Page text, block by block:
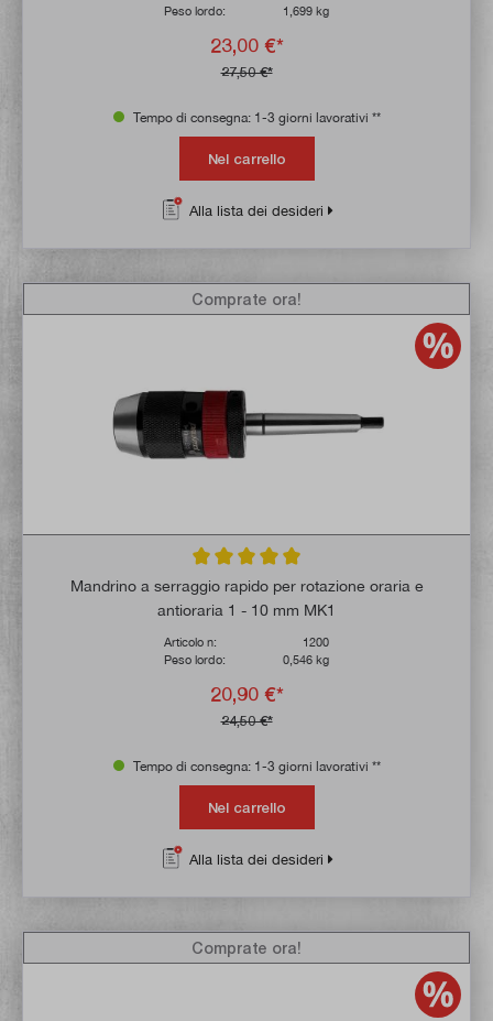
Peso lordo:
1,699 kg
23,00 €*
27,50 €*
Tempo di consegna: 1-3 giorni lavorativi **
Nel carrello
Alla lista dei desideri
Valutazione media di 5 su 5 stelle
Mandrino a serraggio rapido per rotazione oraria e
antioraria 1 - 10 mm MK1
Articolo n:
1200
Peso lordo:
0,546 kg
20,90 €*
24,50 €*
Comprate ora!
Tempo di consegna: 1-3 giorni lavorativi **
Nel carrello
Alla lista dei desideri
Comprate ora!